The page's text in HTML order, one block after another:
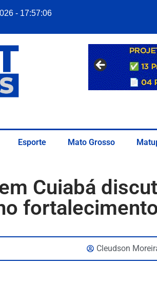
- 17:57:06
Esporte Mato Grosso
Cuiabá
Cleudson